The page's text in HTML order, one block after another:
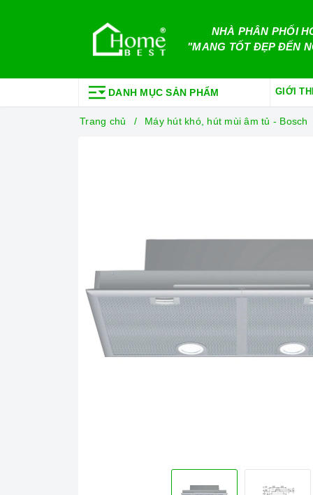
NHÀ PHÂN PHỐI
"MANG TỐT ĐẸP ĐẾN
DANH MỤC SẢN PHẨM GIỚI
Trang chủ Máy hút khó, hút mùi âm tủ - Bosch